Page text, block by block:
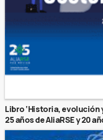
Libro ‘Historia, evolución
25 años de AliaRSE y 20